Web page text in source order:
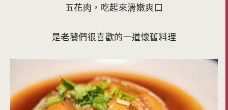
五花肉，吃起來滑嫩爽口
是老饕們很喜歡的一道懷舊料理